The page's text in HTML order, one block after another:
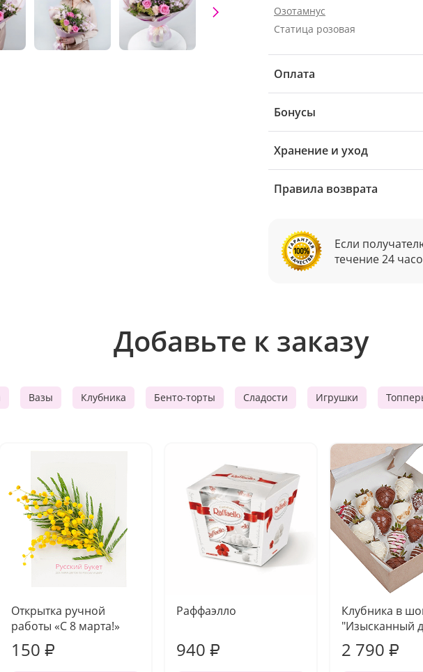
Озотамнус
Статица розовая
Оплата
Бонусы
Хранение и уход
Правила возврата
Если
течение 24
Добавьте к заказу
Вазы Клубника Бенто-торты Сладости Игрушки
Открытка ручной
работы «С 8 марта!»
150 ₽
Раффаэлло
940 ₽
Клубника в
"Изысканный
2 790 ₽